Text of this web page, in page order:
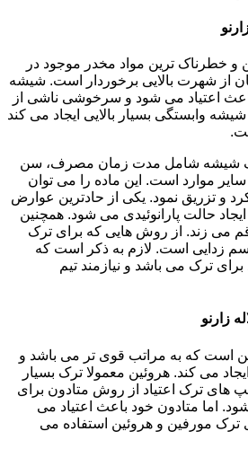
خطرناک ترین مواد مخدر موجود در
از شهرت بالایی برخوردار است. شیشه
اعتیاد می شود و سرخوشی ناشی از
وابستگی بسیار بالایی ایجاد می کند
شیشه شامل مدت زمان مصرف، سن
موارد است. این ماده را می توان
و تزریق نمود. یکی از حادترین عوارض
حالت پارانوئیدی می شود. همچنین
می زند. از روش هایی که برای ترک
زدایی است. لازم به ذکر است که
ترک می باشد و نیازمند تیم
زارنو
است که به مراتب قوی تر می باشد و
می کند. هروئین معمولا ترک بسیار
های ترک اعتیاد از روش متادون برای
اما متادون خود باعث اعتیاد می
مورفین و هروئین استفاده می